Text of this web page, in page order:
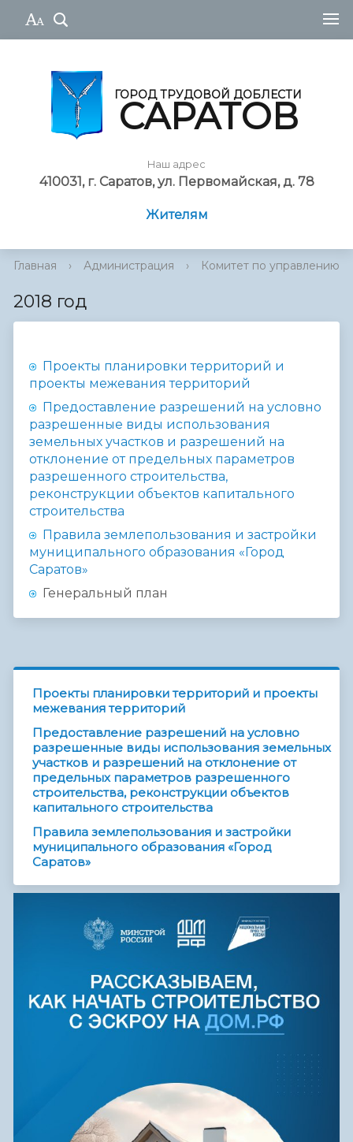
ГОРОД ТРУДОВОЙ ДОБЛЕСТИ
САРАТОВ
Наш адрес
410031, г. Саратов, ул. Первомайская, д. 78
Жителям
Главная › Администрация › Комитет по управлению
2018 год
Проекты планировки территорий и
проекты межевания территорий
Предоставление разрешений на условно
разрешенные виды использования
земельных участков и разрешений на
отклонение от предельных параметров
разрешенного строительства,
реконструкции объектов капитального
строительства
Правила землепользования и застройки
муниципального образования «Город
Саратов»
Генеральный план
Проекты планировки территорий и проекты
межевания территорий
Предоставление разрешений на условно
разрешенные виды использования земельных
участков и разрешений на отклонение от
предельных параметров разрешенного
строительства, реконструкции объектов
капитального строительства
Правила землепользования и застройки
муниципального образования «Город
Саратов»